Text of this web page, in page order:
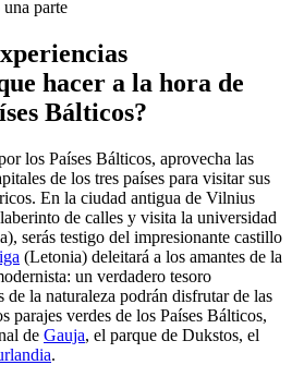
parte
hacer a la hora de
Bálticos?
los Países Bálticos, aprovecha las
de los tres países para visitar sus
En la ciudad antigua de Vilnius
de calles y visita la universidad
serás testigo del impresionante castillo
(Letonia) deleitará a los amantes de la
un verdadero tesoro
de la naturaleza podrán disfrutar de las
parajes verdes de los Países Bálticos,
de Gauja, el parque de Dukstos, el
.